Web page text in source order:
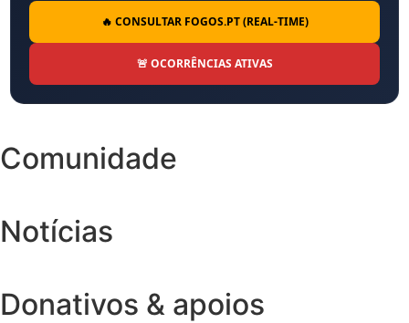
🔥 CONSULTAR FOGOS.PT (REAL-TIME)
🚨 OCORRÊNCIAS ATIVAS
Comunidade
Notícias
Donativos & apoios